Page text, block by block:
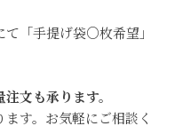
「手提げ袋○枚希望」
文も承ります。
す。お気軽にご相談く